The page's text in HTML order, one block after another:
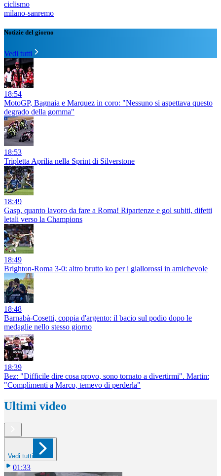
ciclismo
milano-sanremo
Notizie del giorno
Vedi tutti
18:54
MotoGP, Bagnaia e Marquez in coro: "Nessuno si aspettava questo
degrado della gomma"
18:53
Tripletta Aprilia nella Sprint di Silverstone
18:49
Gasp, quanto lavoro da fare a Roma! Ripartenze e gol subiti, difetti
letali verso la Champions
18:49
Brighton-Roma 3-0: altro brutto ko per i giallorossi in amichevole
18:48
Barnabà-Cosetti, coppia d'argento: il bacio sul podio dopo le
medaglie nello stesso giorno
18:39
Bez: "Difficile dire cosa provo, sono tornato a divertirmi". Martin:
"Complimenti a Marco, temevo di perderla"
Ultimi video
Vedi tutti
01:33